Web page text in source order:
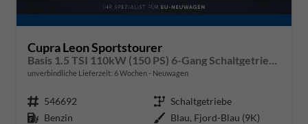
Cupra Leon Sportstourer
unverbindliche Lieferzeit: 6 Wochen Neuwagen
Fahrzeugnr. 546692 Getriebe Schaltgetriebe
Kraftstoff Benzin Außenfarbe Blau, Fjord-Blau (9K)